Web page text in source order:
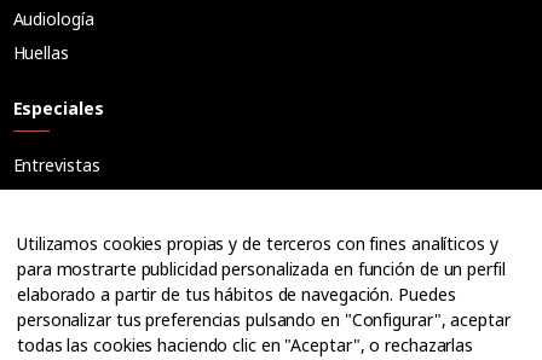
Audiología
Huellas
Especiales
Entrevistas
Ópticos
Cuadernos
Guías
Dossier
Utilizamos cookies propias y de terceros con fines analíticos y
para mostrarte publicidad personalizada en función de un perfil
elaborado a partir de tus hábitos de navegación. Puedes
personalizar tus preferencias pulsando en "Configurar", aceptar
todas las cookies haciendo clic en "Aceptar", o rechazarlas